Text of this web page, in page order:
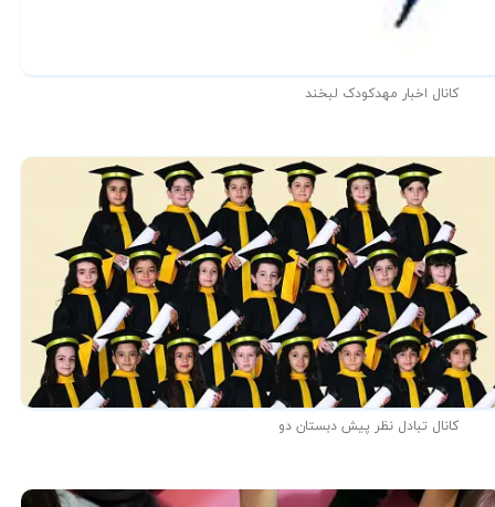
کانال اخبار مهدکودک لبخند
کانال تبادل نظر پیش دبستان دو